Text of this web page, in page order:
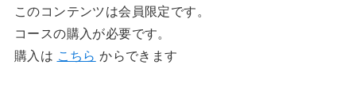
このコンテンツは会員限定です。
コースの購入が必要です。
購入は こちら からできます